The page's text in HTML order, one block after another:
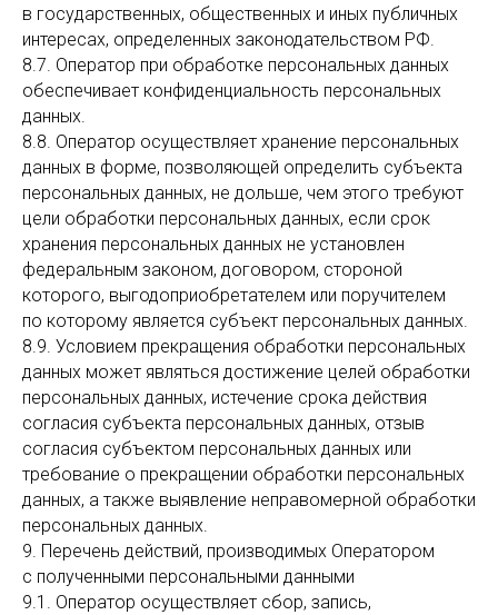
в государственных, общественных и иных публичных
интересах, определенных законодательством РФ.
8.7. Оператор при обработке персональных данных
обеспечивает конфиденциальность персональных
данных.
8.8. Оператор осуществляет хранение персональных
данных в форме, позволяющей определить субъекта
персональных данных, не дольше, чем этого требуют
цели обработки персональных данных, если срок
хранения персональных данных не установлен
федеральным законом, договором, стороной
которого, выгодоприобретателем или поручителем
по которому является субъект персональных данных.
8.9. Условием прекращения обработки персональных
данных может являться достижение целей обработки
персональных данных, истечение срока действия
согласия субъекта персональных данных, отзыв
согласия субъектом персональных данных или
требование о прекращении обработки персональных
данных, а также выявление неправомерной обработки
персональных данных.
9. Перечень действий, производимых Оператором
с полученными персональными данными
9.1. Оператор осуществляет сбор, запись,